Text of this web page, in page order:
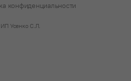
конфиденциальности
Усенко С.Л.